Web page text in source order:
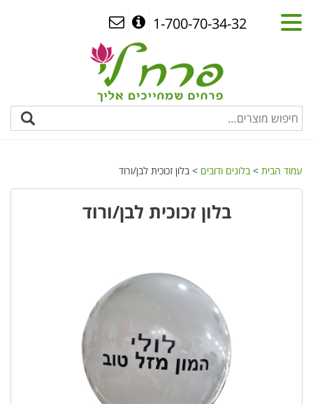
1-700-70-34-32
עמוד הבית >בלונים ודובים > בלון זכוכית לבן/ורוד
בלון זכוכית לבן/ורוד